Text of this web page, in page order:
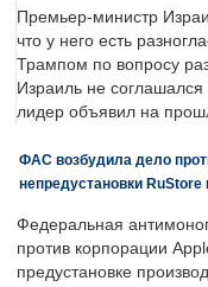
Премьер-министр
что у него есть
Трампом по вопросу
Израиль не
лидер объявил на
ФАС возбудила дело
непредустановки RuStore
Федеральная
против корпорации
предустановке